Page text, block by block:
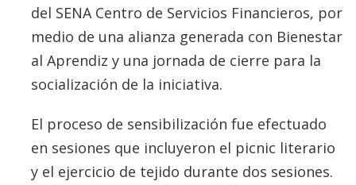
del SENA Centro de Servicios Financieros, por
medio de una alianza generada con Bienestar
al Aprendiz y una jornada de cierre para la
socialización de la iniciativa.
El proceso de sensibilización fue efectuado
en sesiones que incluyeron el picnic literario
y el ejercicio de tejido durante dos sesiones.